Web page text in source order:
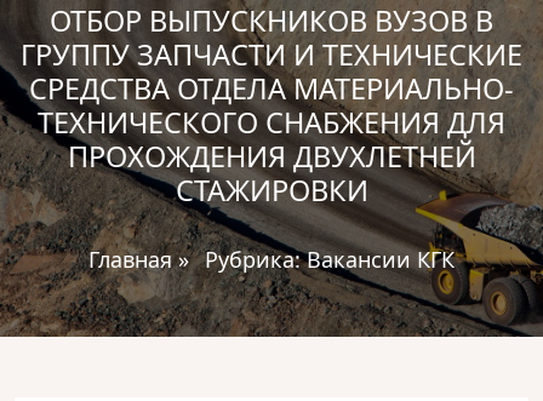
ОТБОР ВЫПУСКНИКОВ ВУЗОВ В
ГРУППУ ЗАПЧАСТИ И ТЕХНИЧЕСКИЕ
СРЕДСТВА ОТДЕЛА МАТЕРИАЛЬНО-
ТЕХНИЧЕСКОГО СНАБЖЕНИЯ ДЛЯ
ПРОХОЖДЕНИЯ ДВУХЛЕТНЕЙ
СТАЖИРОВКИ
Главная» Рубрика:Вакансии КГК